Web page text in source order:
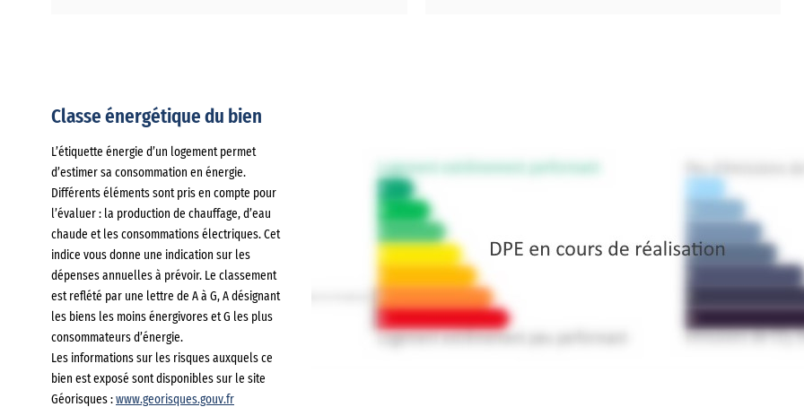
Classe énergétique du bien
L’étiquette énergie d’un logement permet
d’estimer sa consommation en énergie.
Différents éléments sont pris en compte pour
l’évaluer : la production de chauffage, d’eau
chaude et les consommations électriques. Cet
indice vous donne une indication sur les
dépenses annuelles à prévoir. Le classement
est reflété par une lettre de A à G, A désignant
les biens les moins énergivores et G les plus
consommateurs d’énergie.
Les informations sur les risques auxquels ce
bien est exposé sont disponibles sur le site
Géorisques : www.georisques.gouv.fr